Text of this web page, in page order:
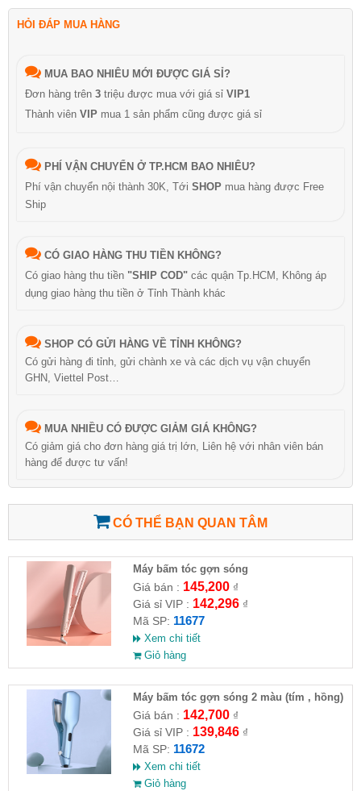
HỎI ĐÁP MUA HÀNG
MUA BAO NHIÊU MỚI ĐƯỢC GIÁ SỈ?
Đơn hàng trên 3 triệu được mua với giá sỉ VIP1
Thành viên VIP mua 1 sản phẩm cũng được giá sỉ
PHÍ VẬN CHUYỂN Ở TP.HCM BAO NHIÊU?
Phí vận chuyển nội thành 30K, Tới SHOP mua hàng được Free
Ship
CÓ GIAO HÀNG THU TIỀN KHÔNG?
Có giao hàng thu tiền "SHIP COD" các quận Tp.HCM, Không áp
dụng giao hàng thu tiền ở Tỉnh Thành khác
SHOP CÓ GỬI HÀNG VỀ TỈNH KHÔNG?
Có gửi hàng đi tỉnh, gửi chành xe và các dịch vụ vận chuyển
GHN, Viettel Post…
MUA NHIỀU CÓ ĐƯỢC GIẢM GIÁ KHÔNG?
Có giảm giá cho đơn hàng giá trị lớn, Liên hệ với nhân viên bán
hàng để được tư vấn!
CÓ THỂ BẠN QUAN TÂM
Máy bấm tóc gợn sóng
Giá bán : 145,200₫
Giá sỉ VIP : 142,296₫
Mã SP: 11677
Xem chi tiết
Giỏ hàng
Máy bấm tóc gợn sóng 2 màu (tím , hồng)
Giá bán : 142,700₫
Giá sỉ VIP : 139,846₫
Mã SP: 11672
Xem chi tiết
Giỏ hàng